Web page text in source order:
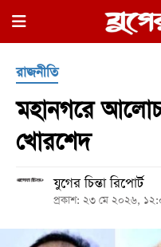
×
রাজনীতি
রাজনীতি
মহানগরে
খোরশেদ
যুগের চিন্তা রিপোর্ট
প্রকাশ: ২৩ মে ২০২৬,